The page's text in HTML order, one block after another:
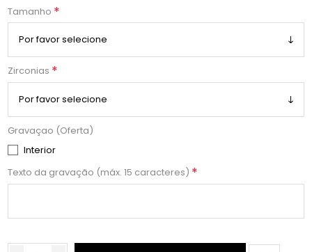
Tamanho *
Zirconias *
Gravaçao (Oferta)
Interior
Texto da gravação (máx. 15 caracteres) *